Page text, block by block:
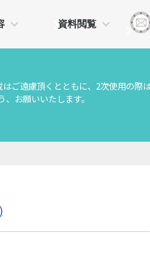
資料閲覧
ご遠慮頂くとともに、2次使用の際
お願いいたします。